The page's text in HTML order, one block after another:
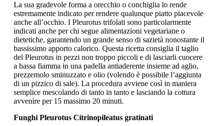
La sua gradevole forma a orecchio o conchiglia lo rende
estremamente indicato per rendere qualunque piatto piacevole
anche all’occhio. I Pleurotus trifolati sono particolarmente
indicati anche per chi segue alimentazioni vegetariane o
dietetiche, garantendo un grande senso di sazietà nonostante il
bassissimo apporto calorico. Questa ricetta consiglia il taglio
del Pleurotus in pezzi non troppo piccoli e di lasciarli cuocere
a bassa fiamma in una padella antiaderente insieme ad aglio,
prezzemolo sminuzzato e olio (volendo è possibile l’aggiunta
di un pizzico di sale). La procedura avviene così in maniera
semplice mescolando di tanto in tanto e lasciando la cottura
avvenire per 15 massimo 20 minuti.
Funghi Pleurotus Citrinopileatus gratinati